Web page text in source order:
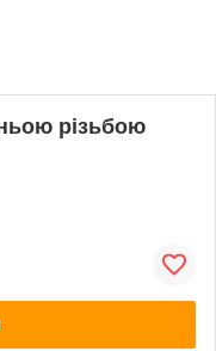
різьбою